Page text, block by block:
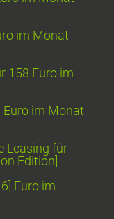
im Monat
158 Euro im
Euro im Monat
Leasing für
Edition]
Euro im